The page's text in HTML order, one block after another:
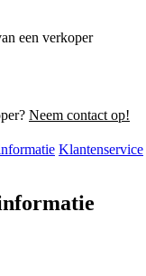
een verkoper
Neem contact op!
Klantenservice